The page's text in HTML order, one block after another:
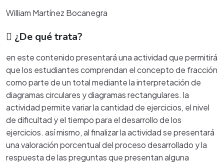
William Martínez Bocanegra
¿De qué trata?
en este contenido presentará una actividad que permitirá
que los estudiantes comprendan el concepto de fracción
como parte de un total mediante la interpretación de
diagramas circulares y diagramas rectangulares. la
actividad permite variar la cantidad de ejercicios, el nivel
de dificultad y el tiempo para el desarrollo de los
ejercicios. así mismo, al finalizar la actividad se presentará
una valoración porcentual del proceso desarrollado y la
respuesta de las preguntas que presentan alguna